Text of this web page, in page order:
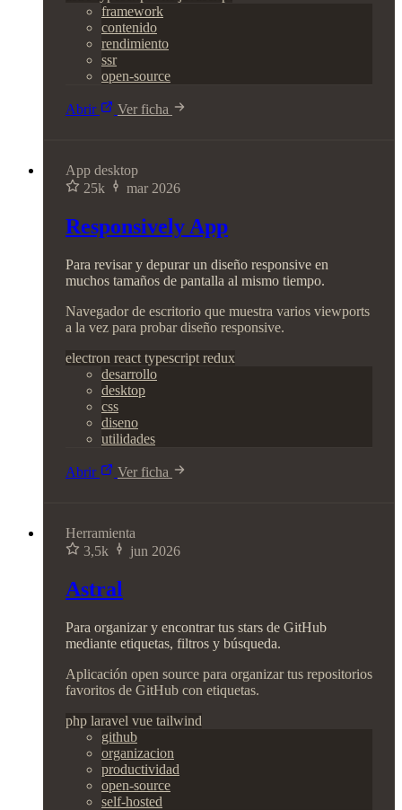
framework
contenido
rendimiento
ssr
open-source
Abrir Ver ficha
App desktop
25k
mar 2026
Responsively App
Para revisar y depurar un diseño responsive en
muchos tamaños de pantalla al mismo tiempo.
Navegador de escritorio que muestra varios viewports
a la vez para probar diseño responsive.
electron react typescript redux
desarrollo
desktop
css
diseno
utilidades
Abrir Ver ficha
Herramienta
3,5k
jun 2026
Astral
Para organizar y encontrar tus stars de GitHub
mediante etiquetas, filtros y búsqueda.
Aplicación open source para organizar tus repositorios
favoritos de GitHub con etiquetas.
php laravel vue tailwind
github
organizacion
productividad
open-source
self-hosted